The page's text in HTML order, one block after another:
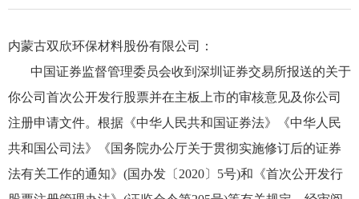
内蒙古双欣环保材料股份有限公司：
中国证券监督管理委员会收到深圳证券交易所报送的关于
你公司首次公开发行股票并在主板上市的审核意见及你公司
注册申请文件。根据《中华人民共和国证券法》《中华人民
共和国公司法》《国务院办公厅关于贯彻实施修订后的证券
法有关工作的通知》(国办发〔2020〕5号)和《首次公开发行